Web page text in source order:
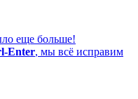
еще больше!
Enter, мы всё исправим